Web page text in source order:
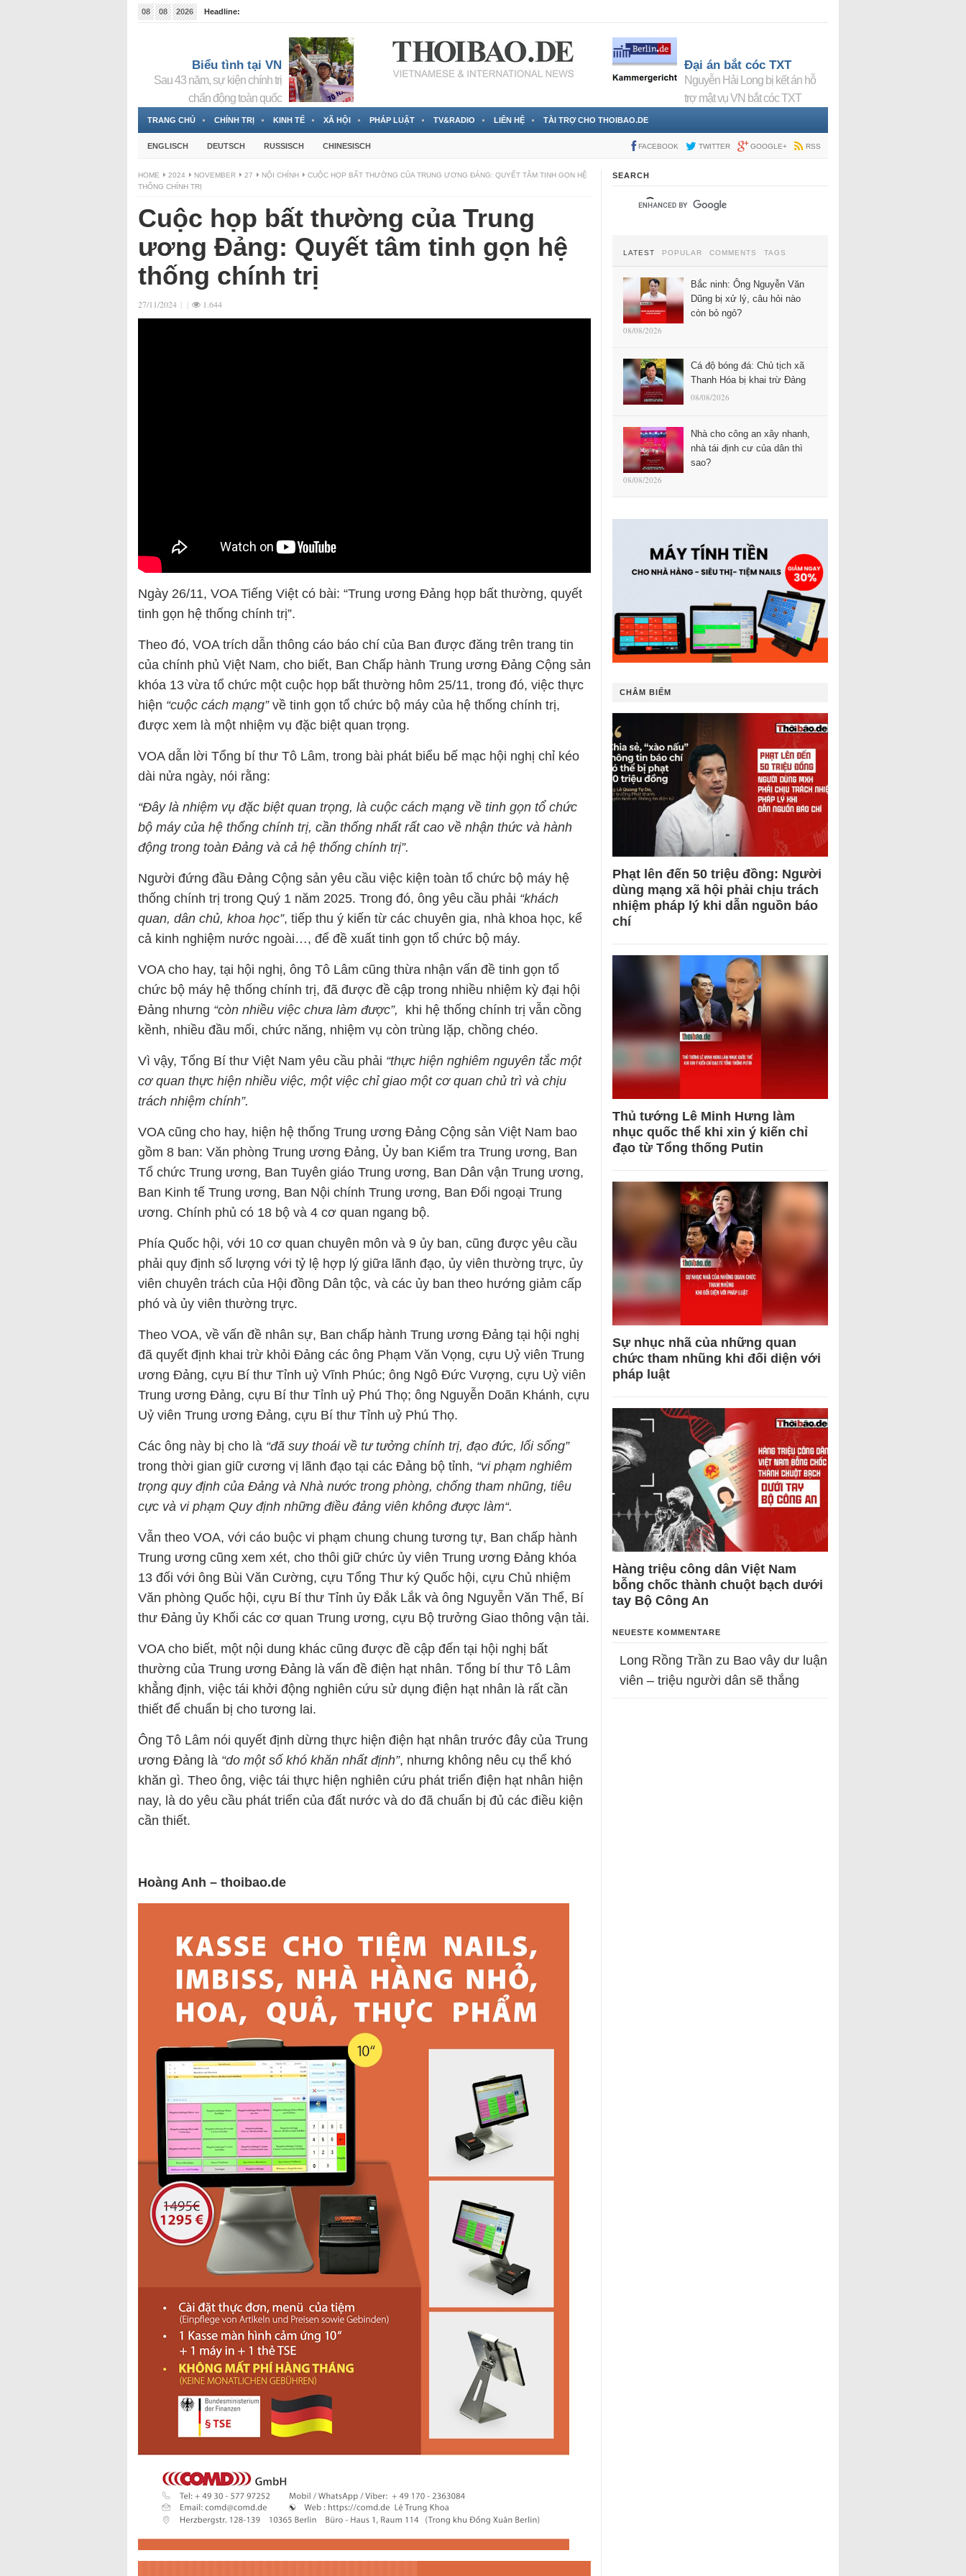
08 08 2026
Headline:
Biểu tình tại VN
Sau 43 năm, sự kiện chính trị
chấn động toàn quốc
Đại án bắt cóc TXT
Nguyễn Hải Long bị kết án hỗ
trợ mật vụ VN bắt cóc TXT
TRANG CHỦ CHÍNH TRỊ KINH TẾ XÃ HỘI PHÁP LUẬT TV&RADIO LIÊN HỆ TÀI TRỢ CHO THOIBAO.DE
ENGLISCH DEUTSCH RUSSISCH CHINESISCH FACEBOOK TWITTER GOOGLE+ RSS
HOME 2024 NOVEMBER 27 NỘI CHÍNH
CUỘC HỌP BẤT THƯỜNG CỦA TRUNG ƯƠNG ĐẢNG: QUYẾT TÂM TINH GỌN HỆ
THỐNG CHÍNH TRỊ
Cuộc họp bất thường của Trung
ương Đảng: Quyết tâm tinh gọn hệ
thống chính trị
27/11/2024 | | 1.644
Ngày 26/11, VOA Tiếng Việt có bài: “Trung ương Đảng họp bất thường, quyết
tinh gọn hệ thống chính trị”.
Theo đó, VOA trích dẫn thông cáo báo chí của Ban được đăng trên trang tin
của chính phủ Việt Nam, cho biết, Ban Chấp hành Trung ương Đảng Cộng sản
khóa 13 vừa tổ chức một cuộc họp bất thường hôm 25/11, trong đó, việc thực
hiện “cuộc cách mạng” về tinh gọn tổ chức bộ máy của hệ thống chính trị,
được xem là một nhiệm vụ đặc biệt quan trọng.
VOA dẫn lời Tổng bí thư Tô Lâm, trong bài phát biểu bế mạc hội nghị chỉ kéo
dài nửa ngày, nói rằng:
“Đây là nhiệm vụ đặc biệt quan trọng, là cuộc cách mạng về tinh gọn tổ chức
bộ máy của hệ thống chính trị, cần thống nhất rất cao về nhận thức và hành
động trong toàn Đảng và cả hệ thống chính trị”.
Người đứng đầu Đảng Cộng sản yêu cầu việc kiện toàn tổ chức bộ máy hệ
thống chính trị trong Quý 1 năm 2025. Trong đó, ông yêu cầu phải “khách
quan, dân chủ, khoa học”, tiếp thu ý kiến từ các chuyên gia, nhà khoa học, kể
cả kinh nghiệm nước ngoài…, để đề xuất tinh gọn tổ chức bộ máy.
VOA cho hay, tại hội nghị, ông Tô Lâm cũng thừa nhận vấn đề tinh gọn tổ
chức bộ máy hệ thống chính trị, đã được đề cập trong nhiều nhiệm kỳ đại hội
Đảng nhưng “còn nhiều việc chưa làm được”, khi hệ thống chính trị vẫn cồng
kềnh, nhiều đầu mối, chức năng, nhiệm vụ còn trùng lặp, chồng chéo.
Vì vậy, Tổng Bí thư Việt Nam yêu cầu phải “thực hiện nghiêm nguyên tắc một
cơ quan thực hiện nhiều việc, một việc chỉ giao một cơ quan chủ trì và chịu
trách nhiệm chính”.
VOA cũng cho hay, hiện hệ thống Trung ương Đảng Cộng sản Việt Nam bao
gồm 8 ban: Văn phòng Trung ương Đảng, Ủy ban Kiểm tra Trung ương, Ban
Tổ chức Trung ương, Ban Tuyên giáo Trung ương, Ban Dân vận Trung ương,
Ban Kinh tế Trung ương, Ban Nội chính Trung ương, Ban Đối ngoại Trung
ương. Chính phủ có 18 bộ và 4 cơ quan ngang bộ.
Phía Quốc hội, với 10 cơ quan chuyên môn và 9 ủy ban, cũng được yêu cầu
phải quy định số lượng với tỷ lệ hợp lý giữa lãnh đạo, ủy viên thường trực, ủy
viên chuyên trách của Hội đồng Dân tộc, và các ủy ban theo hướng giảm cấp
phó và ủy viên thường trực.
Theo VOA, về vấn đề nhân sự, Ban chấp hành Trung ương Đảng tại hội nghị
đã quyết định khai trừ khỏi Đảng các ông Phạm Văn Vọng, cựu Uỷ viên Trung
ương Đảng, cựu Bí thư Tỉnh uỷ Vĩnh Phúc; ông Ngô Đức Vượng, cựu Uỷ viên
Trung ương Đảng, cựu Bí thư Tỉnh uỷ Phú Thọ; ông Nguyễn Doãn Khánh, cựu
Uỷ viên Trung ương Đảng, cựu Bí thư Tỉnh uỷ Phú Thọ.
Các ông này bị cho là “đã suy thoái về tư tưởng chính trị, đạo đức, lối sống”
trong thời gian giữ cương vị lãnh đạo tại các Đảng bộ tỉnh, “vi phạm nghiêm
trọng quy định của Đảng và Nhà nước trong phòng, chống tham nhũng, tiêu
cực và vi phạm Quy định những điều đảng viên không được làm“.
Vẫn theo VOA, với cáo buộc vi phạm chung chung tương tự, Ban chấp hành
Trung ương cũng xem xét, cho thôi giữ chức ủy viên Trung ương Đảng khóa
13 đối với ông Bùi Văn Cường, cựu Tổng Thư ký Quốc hội, cựu Chủ nhiệm
Văn phòng Quốc hội, cựu Bí thư Tỉnh ủy Đắk Lắk và ông Nguyễn Văn Thể, Bí
thư Đảng ủy Khối các cơ quan Trung ương, cựu Bộ trưởng Giao thông vận tải.
VOA cho biết, một nội dung khác cũng được đề cập đến tại hội nghị bất
thường của Trung ương Đảng là vấn đề điện hạt nhân. Tổng bí thư Tô Lâm
khẳng định, việc tái khởi động nghiên cứu sử dụng điện hạt nhân là rất cần
thiết để chuẩn bị cho tương lai.
Ông Tô Lâm nói quyết định dừng thực hiện điện hạt nhân trước đây của Trung
ương Đảng là “do một số khó khăn nhất định”, nhưng không nêu cụ thể khó
khăn gì. Theo ông, việc tái thực hiện nghiên cứu phát triển điện hạt nhân hiện
nay, là do yêu cầu phát triển của đất nước và do đã chuẩn bị đủ các điều kiện
cần thiết.
Hoàng Anh – thoibao.de
SEARCH
LATEST POPULAR COMMENTS TAGS
Bắc ninh: Ông Nguyễn Văn
Dũng bị xử lý, câu hỏi nào
còn bỏ ngỏ?
08/08/2026
Cá độ bóng đá: Chủ tịch xã
Thanh Hóa bị khai trừ Đảng
08/08/2026
Nhà cho công an xây nhanh,
nhà tái định cư của dân thì
sao?
08/08/2026
CHÂM BIẾM
Phạt lên đến 50 triệu đồng: Người
dùng mạng xã hội phải chịu trách
nhiệm pháp lý khi dẫn nguồn báo
chí
Thủ tướng Lê Minh Hưng làm
nhục quốc thể khi xin ý kiến chỉ
đạo từ Tổng thống Putin
Sự nhục nhã của những quan
chức tham nhũng khi đối diện với
pháp luật
Hàng triệu công dân Việt Nam
bỗng chốc thành chuột bạch dưới
tay Bộ Công An
NEUESTE KOMMENTARE
Long Rồng Trần zu Bao vây dư luận
viên – triệu người dân sẽ thắng